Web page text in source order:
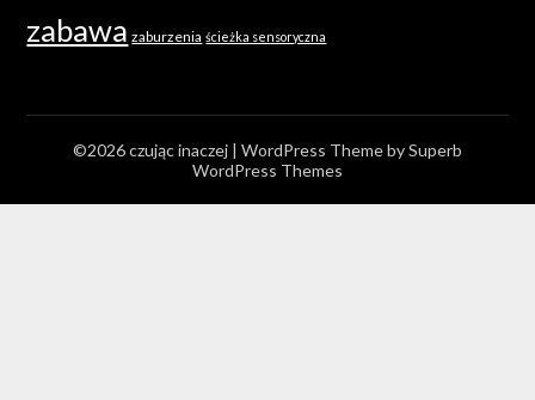
zabawa zaburzenia ścieżka sensoryczna
©2026 czując inaczej | WordPress Theme bySuperb
WordPress Themes